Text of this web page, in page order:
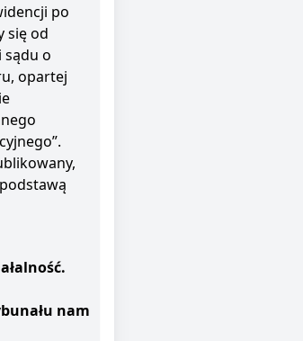
po
się od
sądu o
opartej
nam